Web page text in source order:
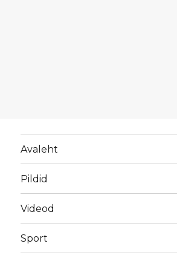
Avaleht
Pildid
Videod
Sport